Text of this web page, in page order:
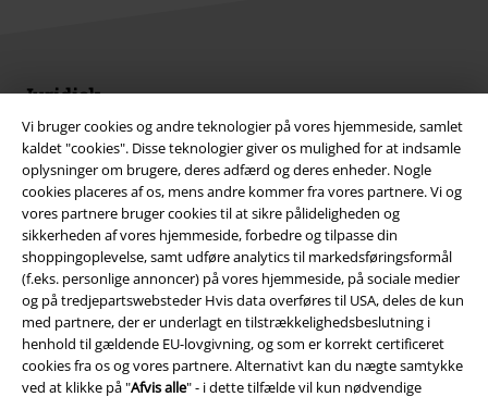
Vi bruger cookies og andre teknologier på vores hjemmeside, samlet
kaldet "cookies". Disse teknologier giver os mulighed for at indsamle
oplysninger om brugere, deres adfærd og deres enheder. Nogle
cookies placeres af os, mens andre kommer fra vores partnere. Vi og
vores partnere bruger cookies til at sikre pålideligheden og
sikkerheden af ​​vores hjemmeside, forbedre og tilpasse din
shoppingoplevelse, samt udføre analytics til markedsføringsformål
(f.eks. personlige annoncer) på vores hjemmeside, på sociale medier
og på tredjepartswebsteder Hvis data overføres til USA, deles de kun
med partnere, der er underlagt en tilstrækkelighedsbeslutning i
henhold til gældende EU-lovgivning, og som er korrekt certificeret
cookies fra os og vores partnere. Alternativt kan du nægte samtykke
ved at klikke på "Afvis alle" - i dette tilfælde vil kun nødvendige
Juridisk
Salgs-, medlems- & leveringsbetingelser
Om EMP Danmark
Persondatapolitik
Bortskaffelse af affald og miljøbeskyttelse
Overensstemmelseserklæring
Oplysninger om tilgængelighed